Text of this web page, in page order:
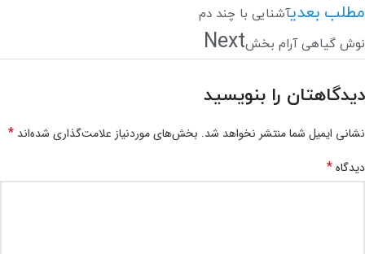
مطلب بعدیآشنایی با چند دم
نوش گیاهی آرام بخشNext
دیدگاهتان را بنویسید
نشانی ایمیل شما منتشر نخواهد شد. بخش‌های موردنیاز علامت‌گذاری شده‌اند *
دیدگاه*